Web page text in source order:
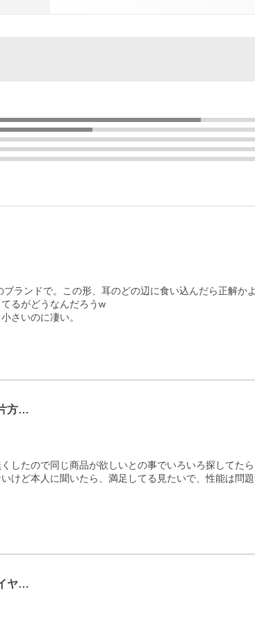
ランドで。この形、耳のどの辺に食い込んだら正解か
るがどうなんだろうw
さいのに凄い。
方…
したので同じ商品が欲しいとの事でいろいろ探してた
けど本人に聞いたら、満足してる見たいで、性能は問
ヤ…